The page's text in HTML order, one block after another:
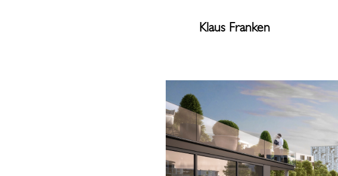
Klaus Franken